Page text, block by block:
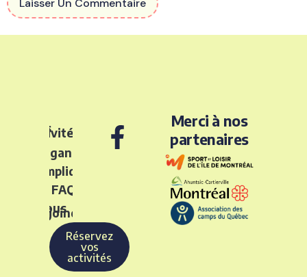
Nos
activités
L’organisme
S’impliquer
FAQ
Nous
rejoindre
Réservez
vos
activités
Merci à nos
partenaires